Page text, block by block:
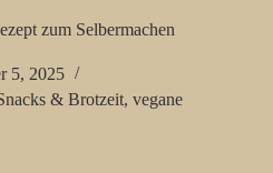
zum Selbermachen
5, 2025
& Brotzeit, vegane